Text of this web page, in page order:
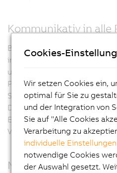
Kommunikativ in alle
Beim Panel PC 2100 sind alle
integriert. Dazu zählen 2x
und USB 3.0. Des Weiteren
POWERLINK und CAN über
Schnittstellenmodule
Datenträger kommt die
Einsatz, die auf MLC-Basis
Verfügung steht.
Maximale Flexibilität
Cookies-
Wir setzen Cookies ein,
optimal für Sie zu
und der Integration von
Sie auf "Alle Cookies
Verarbeitung zu
individuelle Einstellungen
notwendige Cookies
der Auswahl gesetzt.